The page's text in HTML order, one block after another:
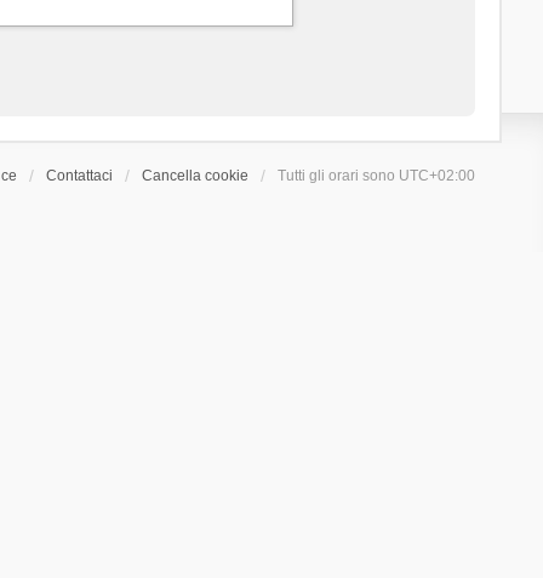
Contattaci Cancella cookie Tutti gli orari sono UTC+02:00